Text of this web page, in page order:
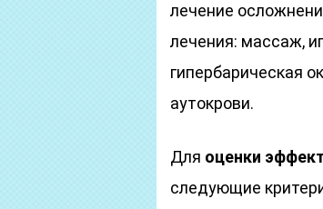
лечение
лечения: массаж,
гипербарическая
аутокрови.
Для оценки
следующие